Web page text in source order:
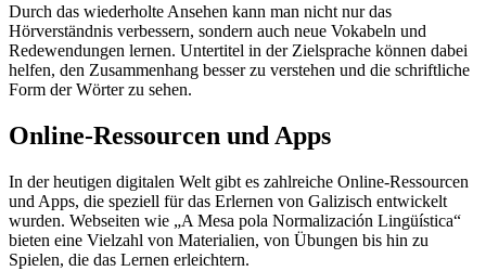
Durch das wiederholte Ansehen kann man nicht nur das
Hörverständnis verbessern, sondern auch neue Vokabeln und
Redewendungen lernen. Untertitel in der Zielsprache können dabei
helfen, den Zusammenhang besser zu verstehen und die schriftliche
Form der Wörter zu sehen.
Online-Ressourcen und Apps
In der heutigen digitalen Welt gibt es zahlreiche Online-Ressourcen
und Apps, die speziell für das Erlernen von Galizisch entwickelt
wurden. Webseiten wie „A Mesa pola Normalización Lingüística“
bieten eine Vielzahl von Materialien, von Übungen bis hin zu
Spielen, die das Lernen erleichtern.